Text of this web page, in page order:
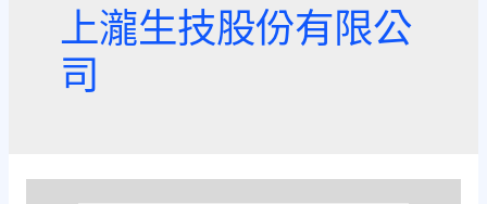
上瀧生技股份有限公
司